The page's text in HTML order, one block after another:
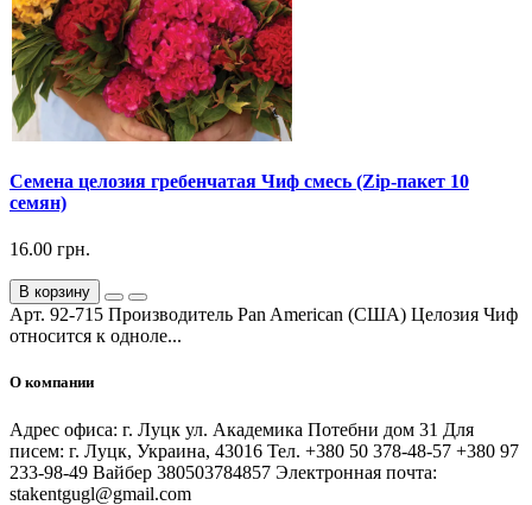
Семена целозия гребенчатая Чиф смесь (Zip-пакет 10
семян)
16.00 грн.
В корзину
Арт. 92-715 Производитель Pan American (США) Целозия Чиф
относится к одноле...
О компании
Адрес офиса: г. Луцк ул. Академика Потебни дом 31 Для
писем: г. Луцк, Украина, 43016 Тел. +380 50 378-48-57 +380 97
233-98-49 Вайбер 380503784857 Электронная почта:
stakentgugl@gmail.com